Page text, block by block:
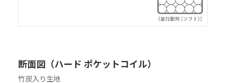
断面図（ハード ポケットコイル）
竹炭入り生地